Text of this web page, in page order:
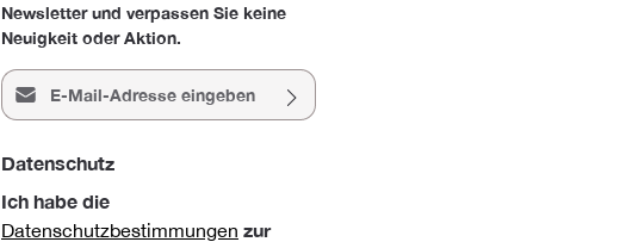
Newsletter und verpassen Sie keine
Neuigkeit oder Aktion.
E-Mail-Adresse*
Datenschutz
Ich habe die
Datenschutzbestimmungen zur